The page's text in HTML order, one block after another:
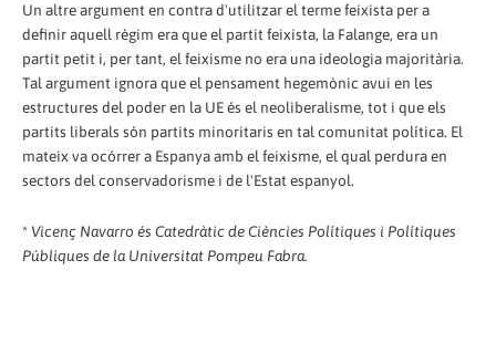
Un altre argument en contra d'utilitzar el terme feixista per a
definir aquell règim era que el partit feixista, la Falange, era un
partit petit i, per tant, el feixisme no era una ideologia majoritària.
Tal argument ignora que el pensament hegemònic avui en les
estructures del poder en la UE és el neoliberalisme, tot i que els
partits liberals són partits minoritaris en tal comunitat política. El
mateix va ocórrer a Espanya amb el feixisme, el qual perdura en
sectors del conservadorisme i de l'Estat espanyol.
* Vicenç Navarro és Catedràtic de Ciències Polítiques i Polítiques
Públiques de la Universitat Pompeu Fabra.